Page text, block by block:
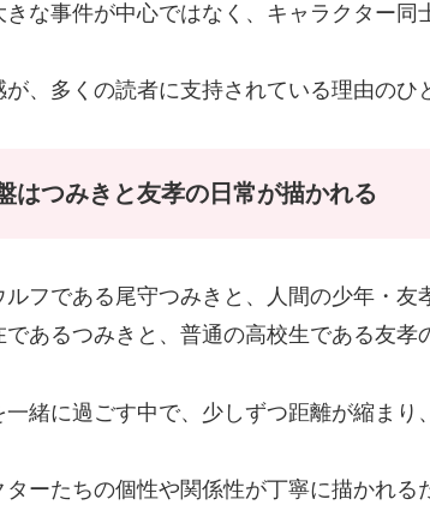
な事件が中心ではなく、キャラクター
、多くの読者に支持されている理由のひ
はつみきと友孝の日常が描かれる
フである尾守つみきと、人間の少年・友
あるつみきと、普通の高校生である友孝
一緒に過ごす中で、少しずつ距離が縮ま
ターたちの個性や関係性が丁寧に描かれる